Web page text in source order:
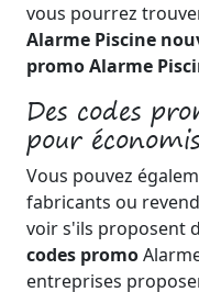
vous pourrez
Alarme Piscine
promo Alarme
Des codes
pour
Vous pouvez
fabricants ou
voir s'ils proposent
codes promo
entreprises